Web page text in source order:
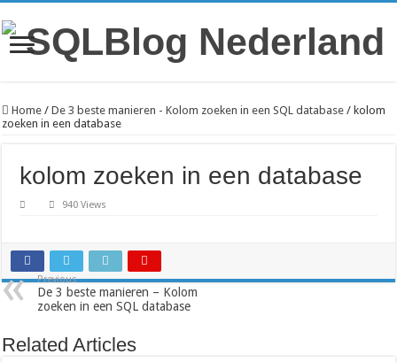
Home / De 3 beste manieren - Kolom zoeken in een SQL database / kolom
zoeken in een database
kolom zoeken in een database
940 Views
Previous
De 3 beste manieren – Kolom
zoeken in een SQL database
Related Articles